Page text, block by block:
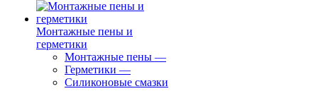
Монтажные пены и
герметики
Монтажные пены —
Герметики —
Силиконовые смазки